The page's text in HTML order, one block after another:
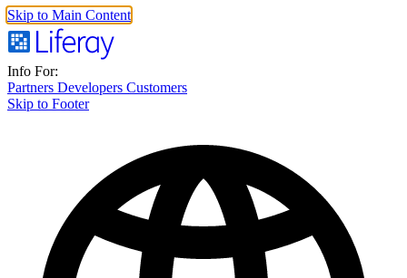
Skip to Main Content
Info For:
Partners Developers Customers
Skip to Footer